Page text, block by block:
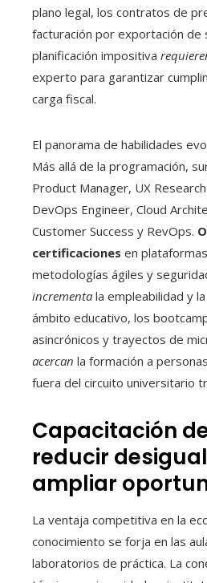
plano legal, los contratos de
facturación por exportación de
planificación impositiva
experto para garantizar
carga fiscal.
El panorama de habilidades
Más allá de la programación,
Product Manager, UX
DevOps Engineer, Cloud
Customer Success y RevOps.
certificaciones en
metodologías ágiles y
incrementa la empleabilidad y
ámbito educativo, los
asincrónicos y trayectos de
acercan la formación a
fuera del circuito universitario
Capacitación
reducir
ampliar
La ventaja competitiva en la
conocimiento se forja en las
laboratorios de práctica. La